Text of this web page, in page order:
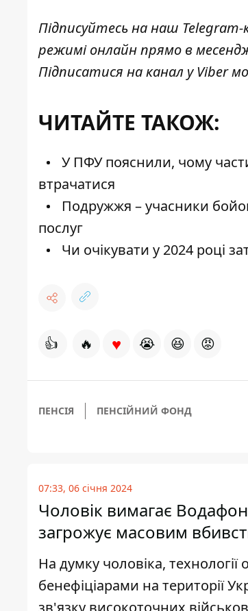
Підписуйтесь на наш Telegram-
режимі онлайн прямо в
Підписатися на канал у Viber
ЧИТАЙТЕ ТАКОЖ:
У ПФУ пояснили, чому
втрачатися
Подружжя – учасники
послуг
Чи очікувати у 2024 році
👍 🔥 ♥ 😭 😆 😡
ПЕНСІЯ ПЕНСІЙНИЙ ФОНД
07:33, 06 січня 2024
Чоловік вимагає
загрожує масовим
На думку чоловіка,
бенефіціарами на території